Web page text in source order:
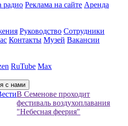
радио Реклама на сайте Аренда
Руководство Сотрудники
Контакты Музей Вакансии
RuTube Max
с нами
В Семенове проходит
фестиваль воздухоплавания
"Небесная феерия"